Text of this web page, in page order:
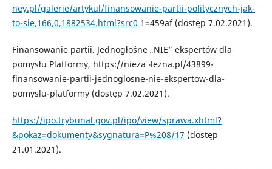
ney.pl/galerie/artykul/finansowanie-partii-politycznych-jak-
to-sie,166,0,1882534.html?src0 1=459af (dostęp 7.02.2021).
Finansowanie partii. Jednogłośne „NIE” ekspertów dla
pomysłu Platformy, https://nieza¬lezna.pl/43899-
finansowanie-partii-jednoglosne-nie-ekspertow-dla-
pomyslu-platformy (dostęp 7.02.2021).
https://ipo.trybunal.gov.pl/ipo/view/sprawa.xhtml?
&pokaz=dokumenty&sygnatura=P%208/17 (dostęp
21.01.2021).